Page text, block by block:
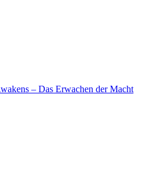
– Das Erwachen der Macht